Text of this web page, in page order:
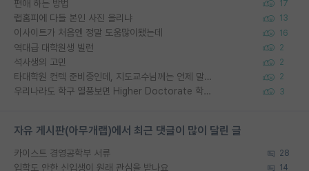
편애 하는 방법 17
랩홈피에 다들 본인 사진 올리냐 13
이사이트가 처음엔 정말 도움많이됐는데 16
역대급 대학원생 빌런 2
석사생의 고민 2
타대학원 컨텍 준비중인데, 지도교수님께는 언제 말씀드려야 할까요? 2
우리나라도 학구 열풍보면 Higher Doctorate 학위가 필요하다고 봅니다. 3
자유 게시판(아무개랩)에서 최근 댓글이 많이 달린 글
카이스트 경영공학부 서류 28
입학도 안한 신입생이 원래 관심을 받나요 14